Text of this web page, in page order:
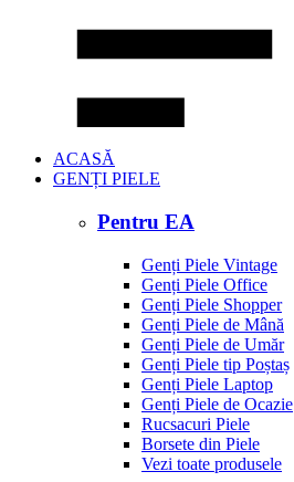
ACASĂ
GENȚI PIELE
Pentru EA
Genți Piele Vintage
Genți Piele Office
Genți Piele Shopper
Genți Piele de Mână
Genți Piele de Umăr
Genți Piele tip Poștaș
Genți Piele Laptop
Genți Piele de Ocazie
Rucsacuri Piele
Borsete din Piele
Vezi toate produsele